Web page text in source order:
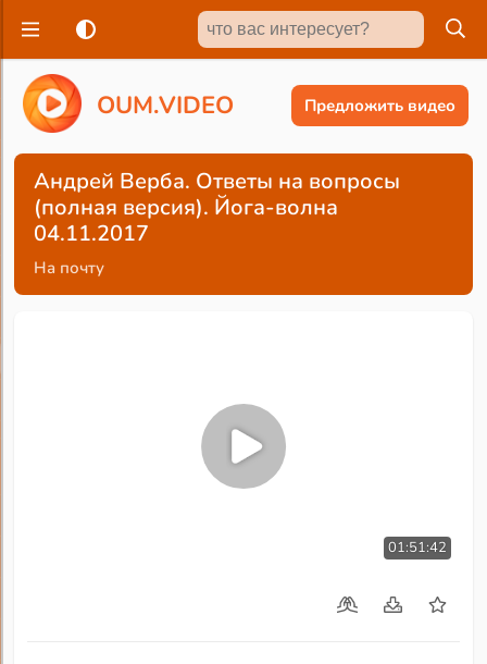
OUM.VIDEO Предложить видео
Андрей Верба. Ответы на вопросы
(полная версия). Йога-волна
04.11.2017
На почту
01:51:42